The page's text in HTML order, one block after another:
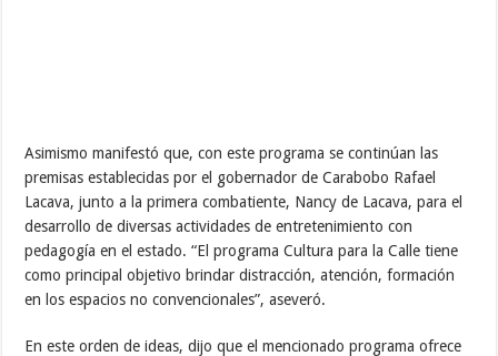
Asimismo manifestó que, con este programa se continúan las
premisas establecidas por el gobernador de Carabobo Rafael
Lacava, junto a la primera combatiente, Nancy de Lacava, para el
desarrollo de diversas actividades de entretenimiento con
pedagogía en el estado. “El programa Cultura para la Calle tiene
como principal objetivo brindar distracción, atención, formación
en los espacios no convencionales”, aseveró.
En este orden de ideas, dijo que el mencionado programa ofrece